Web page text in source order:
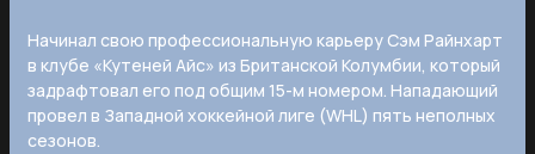
Начинал свою профессиональную карьеру Сэм Райнхарт
в клубе «Кутеней Айс» из Британской Колумбии, который
задрафтовал его под общим 15-м номером. Нападающий
провел в Западной хоккейной лиге (WHL) пять неполных
сезонов.